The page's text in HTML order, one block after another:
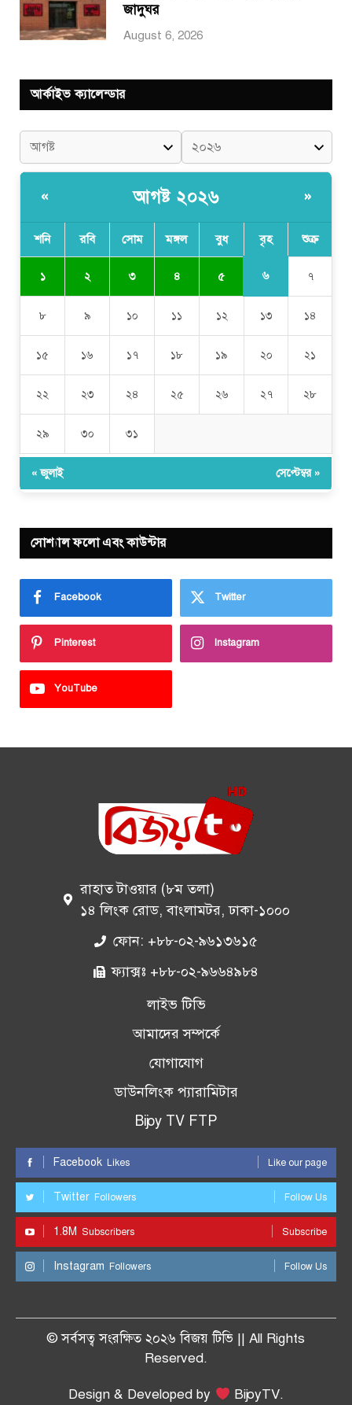
জাদুঘর
August 6, 2026
আর্কাইভ ক্যালেন্ডার
« আগষ্ট ২০২৬ »
শনি রবি সোম মঙ্গল বুধ বৃহ শুক্র
১ ২ ৩ ৪ ৫ ৬ ৭
৮ ৯ ১০ ১১ ১২ ১৩ ১৪
১৫ ১৬ ১৭ ১৮ ১৯ ২০ ২১
২২ ২৩ ২৪ ২৫ ২৬ ২৭ ২৮
২৯ ৩০ ৩১
« জুলাই সেপ্টেম্বর »
সোশ্যাল ফলো এবং কাউন্টার
Facebook Twitter
Pinterest Instagram
YouTube
রাহাত টাওয়ার (৮ম তলা)
১৪ লিংক রোড, বাংলামটর, ঢাকা-১০০০
ফোন: +৮৮-০২-৯৬১৩৬১৫
ফ্যাক্সঃ +৮৮-০২-৯৬৬৪৯৮৪
লাইভ টিভি
আমাদের সম্পর্কে
যোগাযোগ
ডাউনলিংক প্যারামিটার
Bijoy TV FTP
Facebook Likes Like our page
Twitter Followers Follow Us
1.8M Subscribers Subscribe
Instagram Followers Follow Us
© সর্বসত্ব সংরক্ষিত ২০২৬ বিজয় টিভি || All Rights
Reserved.
Design & Developed by BijoyTV.